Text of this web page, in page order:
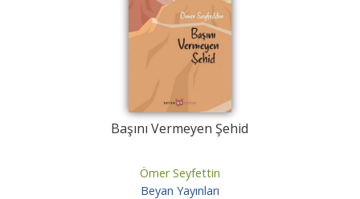
Başını Vermeyen Şehid
Ömer Seyfettin
Beyan Yayınları